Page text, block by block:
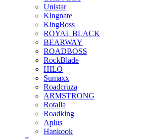
Unistar
Kingnate
KingBoss
ROYAL BLACK
BEARWAY
ROADBOSS
RockBlade
HILO
Sumaxx
Roadcruza
ARMSTRONG
Rotalla
Roadking
Aplus
Hankook